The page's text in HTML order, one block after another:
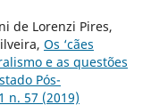
de Lorenzi Pires,
Os ‘cães
e as questões
Pós-
n. 57 (2019)